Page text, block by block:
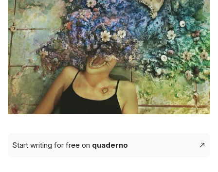
Start writing for free on quaderno